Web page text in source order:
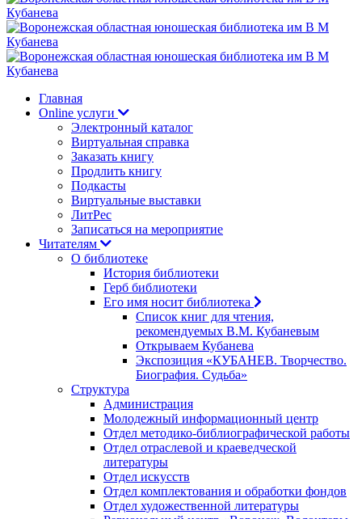
Главная
Online услуги
Электронный каталог
Виртуальная справка
Заказать книгу
Продлить книгу
Подкасты
Виртуальные выставки
ЛитРес
Записаться на мероприятие
Читателям
О библиотеке
История библиотеки
Герб библиотеки
Его имя носит библиотека
Список книг для чтения,
рекомендуемых В.М. Кубаневым
Открываем Кубанева
Экспозиция «КУБАНЕВ. Творчество.
Биография. Судьба»
Структура
Администрация
Молодежный информационный центр
Отдел методико-библиографической работы
Отдел отраслевой и краеведческой
литературы
Отдел искусств
Отдел комплектования и обработки фондов
Отдел художественной литературы